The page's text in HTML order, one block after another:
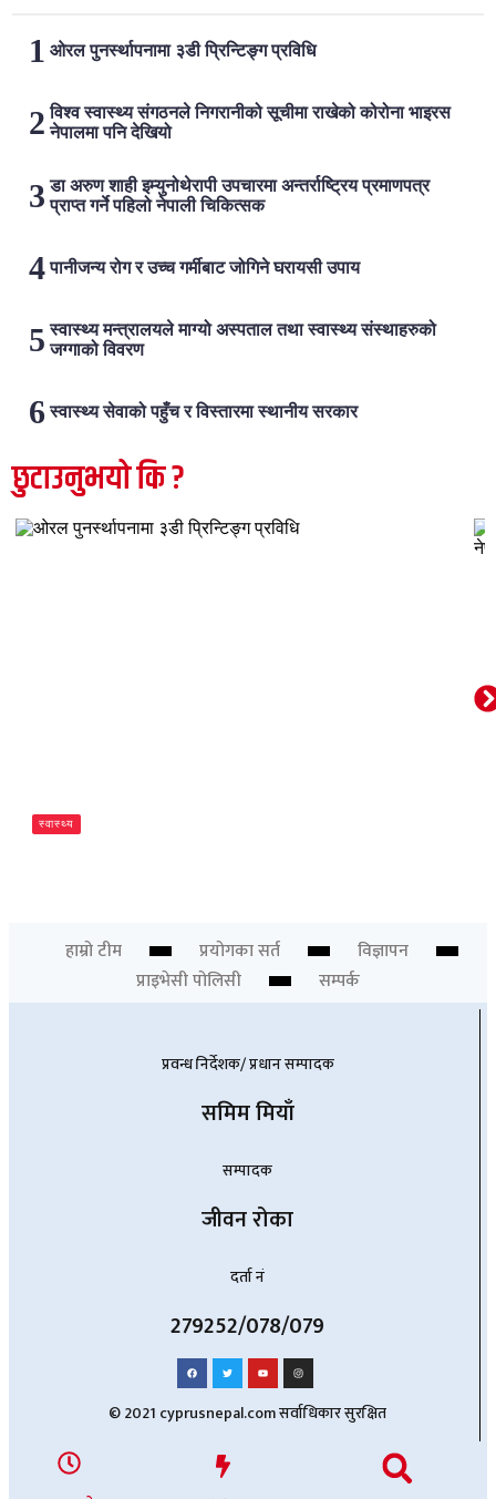
ओरल पुनर्स्थापनामा ३डी प्रिन्टिङ्ग प्रविधि
विश्व स्वास्थ्य संगठनले निगरानीको सूचीमा राखेको कोरोना भाइरस
नेपालमा पनि देखियो
डा अरुण शाही इम्युनोथेरापी उपचारमा अन्तर्राष्ट्रिय प्रमाणपत्र
प्राप्त गर्ने पहिलो नेपाली चिकित्सक
पानीजन्य रोग र उच्च गर्मीबाट जोगिने घरायसी उपाय
स्वास्थ्य मन्त्रालयले माग्यो अस्पताल तथा स्वास्थ्य संस्थाहरुको
जग्गाको विवरण
स्वास्थ्य सेवाको पहुँच र विस्तारमा स्थानीय सरकार
छुटाउनुभयो कि ?
स्वास्थ्य
हाम्रो टीम प्रयोगका सर्त
विज्ञापन
प्राइभेसी पोलिसी
सम्पर्क
प्रवन्ध निर्देशक/ प्रधान सम्पादक
समिम मियाँ
सम्पादक
जीवन रोका
दर्ता नं
279252/078/079
© 2021 cyprusnepal.com सर्वाधिकार सुरक्षित